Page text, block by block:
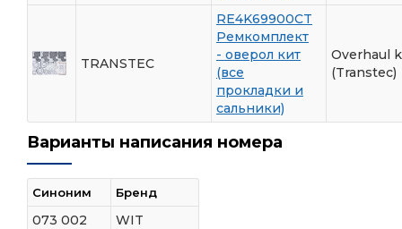
TRANSTEC
RE4K69900CT
Ремкомплект
- оверол кит
(все
прокладки и
сальники)
Overhaul
(Transtec)
Варианты написания номера
Синоним Бренд
073 002
WIT